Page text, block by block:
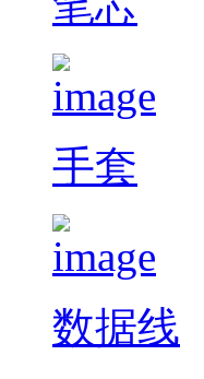
手套
数据线